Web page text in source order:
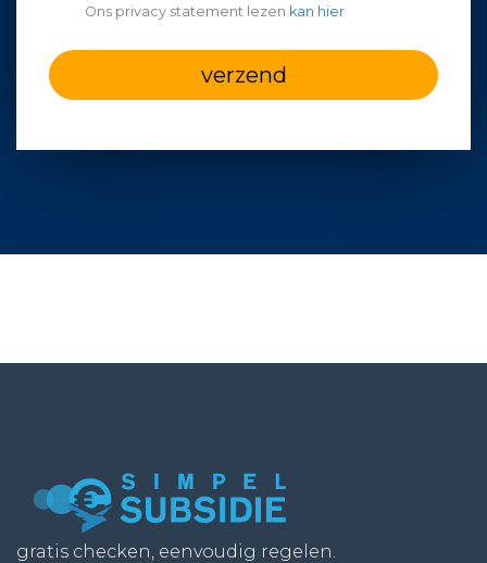
Ons privacy statement lezen kan hier
verzend
gratis checken, eenvoudig regelen.